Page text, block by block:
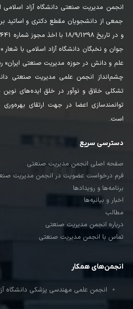
جمعی از دانشجویان مقطع دکتری و اساتید
جوان و نخبگان دانشگاه آزاد اسلامی با شعار
علم و دانش در حوزه مدیریت صنعتی ایران»
چشم‌انداز انجمن علمی مدیریت صنعتی
تشکلی خلاق و نوآور در خلق ایده‌های
توانمندسازی اعضا در جهت ارتقای
است.
دسترسی سریع
صفحه اصلی انجمن مدیریت صنعتی
فرم درخواست عضویت در انجمن مدیریت
برنامه‌ها و رویدادها
اخبار و بیانیه‌ها
مطالب
درباره انجمن مدیریت صنعتی
تماس با انجمن مدیریت صنعتی
انجمن‌های همکار
انجمن علمی مهندسی پزشکی دانشگاه